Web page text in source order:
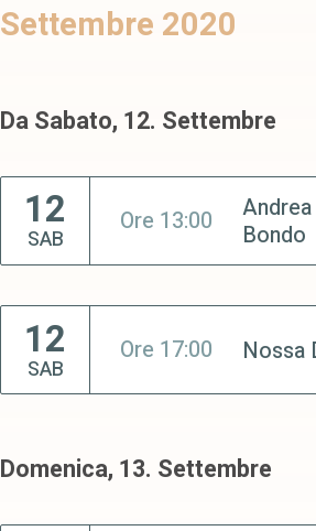
Settembre 2020
Da Sabato, 12. Settembre
12
SAB
Ore 13:00
Bondo
12
SAB
Ore 17:00 Nossa
Domenica, 13. Settembre